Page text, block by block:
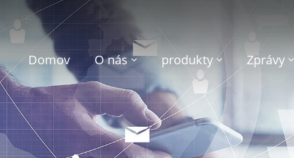
Domov O nás produkty Zprávy